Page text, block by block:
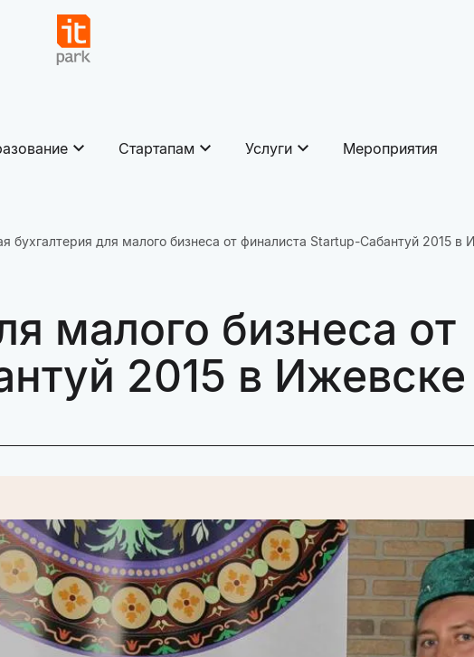
Стартапам Услуги Мероприятия
бухгалтерия для малого бизнеса от финалиста Startup-Сабантуй 2015 в
малого бизнеса от
2015 в Ижевске